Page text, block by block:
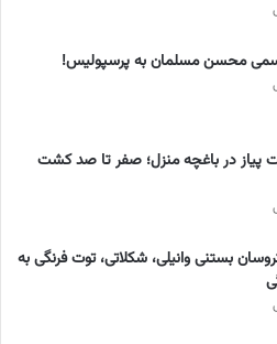
محسن مسلمان به پرسپولیس!
پیاز در باغچه منزل؛ صفر تا صد کشت
بستنی وانیلی، شکلاتی، توت فرنگی به